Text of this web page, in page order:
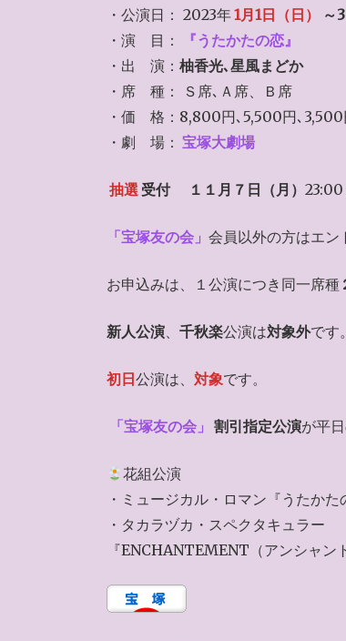
・公演日： 2023年1月1日（日）
～
・演 目：
『うたかたの恋』
・出 演： 柚香光､星風まどか
・席 種： Ｓ席､Ａ席、Ｂ席
・価 格：8,800円､5,500円､3,500
・劇 場： 宝塚大劇場
抽選 受付 １１月７ 日（月）
「宝塚友の会」 会員以外の方はエン
お申込みは、１公演につき同一席種
新人公演、 千秋楽公演は対象外です。
初日公演は、 対象です。
「宝塚友の会」 割引指定公演が平
花組公演
・ミュージカル・ロマン『うたかた
・タカラヅカ・スペクタキュラー
『ENCHANTEMENT（アンシャン